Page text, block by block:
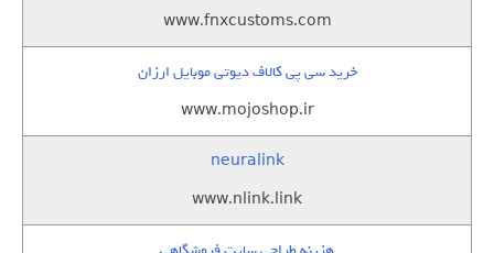
www.fnxcustoms.com
خرید سی پی کالاف دیوتی موبایل ارزان
www.mojoshop.ir
neuralink
www.nlink.link